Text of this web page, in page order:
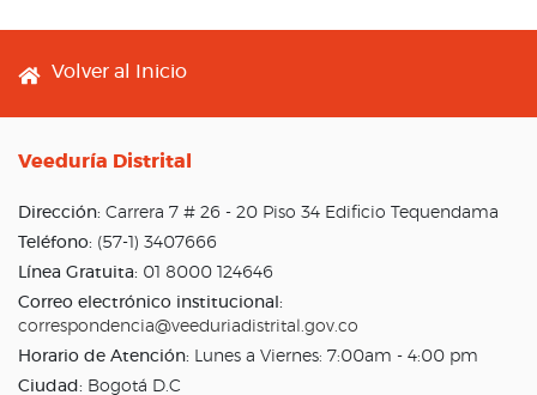
Footer menu
Volver al Inicio
Veeduría Distrital
Dirección: Carrera 7 # 26 - 20 Piso 34 Edificio Tequendama
Teléfono: (57-1) 3407666
Línea Gratuita: 01 8000 124646
Correo electrónico institucional:
correspondencia@veeduriadistrital.gov.co
Horario de Atención: Lunes a Viernes: 7:00am - 4:00 pm
Ciudad: Bogotá D.C